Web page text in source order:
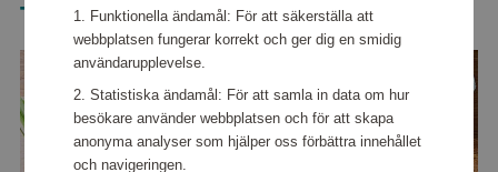
Tefal
Funktionella ändamål: För att säkerställa att
webbplatsen fungerar korrekt och ger dig en smidig
användarupplevelse.
Statistiska ändamål: För att samla in data om hur
besökare använder webbplatsen och för att skapa
anonyma analyser som hjälper oss förbättra innehållet
och navigeringen.